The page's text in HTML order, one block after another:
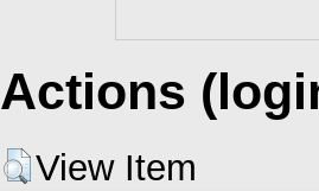
Actions
View Item